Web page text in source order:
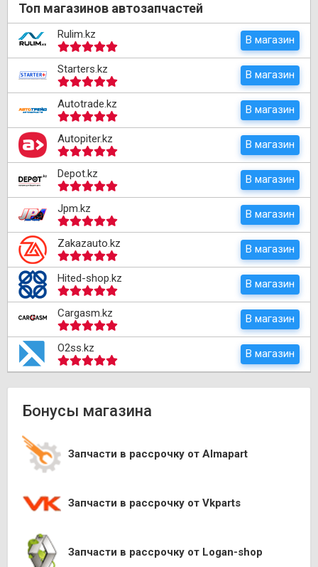
Топ магазинов автозапчастей
Rulim.kz В магазин
Starters.kz В магазин
Autotrade.kz В магазин
Autopiter.kz В магазин
Depot.kz В магазин
Jpm.kz В магазин
Zakazauto.kz В магазин
Hited-shop.kz В магазин
Cargasm.kz В магазин
O2ss.kz В магазин
Бонусы магазина
Запчасти в рассрочку от Almapart
Запчасти в рассрочку от Vkparts
Запчасти в рассрочку от Logan-shop